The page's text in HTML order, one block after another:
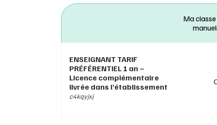
Ma
ENSEIGNANT TARIF
PRÉFÉRENTIEL 1 an –
Licence complémentaire
livrée dans l’établissement
c4kqyjxj